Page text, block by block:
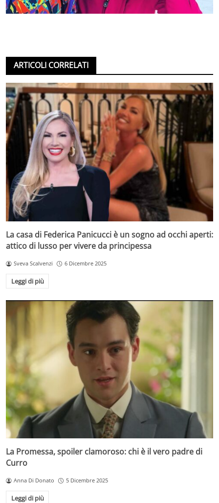
ARTICOLI CORRELATI
La casa di Federica Panicucci è un sogno ad occhi aperti:
attico di lusso per vivere da principessa
Sveva Scalvenzi 6 Dicembre 2025
Leggi di più
La Promessa, spoiler clamoroso: chi è il vero padre di
Curro
Anna Di Donato 5 Dicembre 2025
Leggi di più